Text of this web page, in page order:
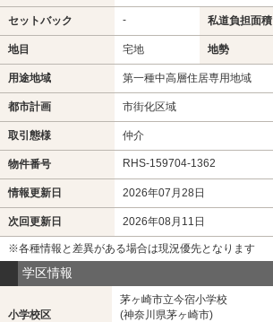
セットバック - 私道負担面積
地目 宅地 地勢
用途地域 第一種中高層住居専用地域
都市計画 市街化区域
取引態様 仲介
物件番号 RHS-159704-1362
情報更新日 2026年07月28日
次回更新日 2026年08月11日
※各種情報と差異がある場合は現況優先となります
学区情報
小学校区
茅ヶ崎市立今宿小学校
(神奈川県茅ヶ崎市)